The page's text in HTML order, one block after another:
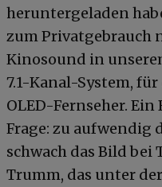
heruntergeladen
zum Privatgebrauch
Kinosound in
7.1-Kanal-System,
OLED-Fernseher.
Frage: zu aufwendig
schwach das Bild bei
Trumm, das unter